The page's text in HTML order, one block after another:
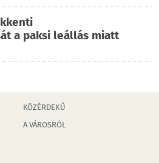
a paksi leállás miatt
KÖZÉRDEKŰ
A VÁROSRÓL